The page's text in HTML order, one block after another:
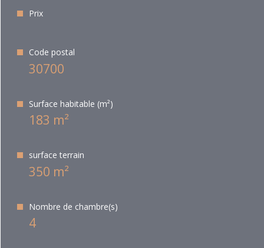
Prix
Code postal
30700
Surface habitable (m²)
183 m²
surface terrain
350 m²
Nombre de chambre(s)
4